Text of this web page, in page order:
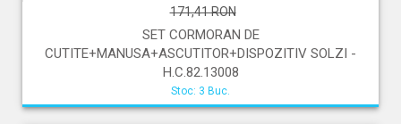
171,41 RON
SET CORMORAN DE
CUTITE+MANUSA+ASCUTITOR+DISPOZITIV SOLZI -
H.C.82.13008
Stoc: 3 Buc.